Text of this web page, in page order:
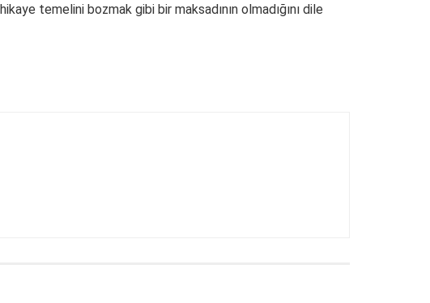
temelini bozmak gibi bir maksadının olmadığını dile